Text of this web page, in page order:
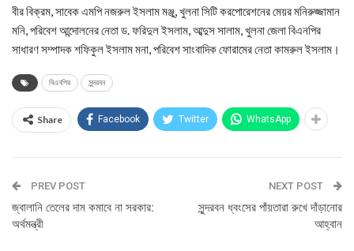
বীর বিক্রম, সাবেক এমপি নজরুল ইসলাম মঞ্জু, খুলনা সিটি করপোরেশনের মেয়র মনিরুজ্জামান
মনি, পরিবেশ আন্দোলনের নেতা ড. ফরিদুল ইসলাম, আব্দুস সালাম, খুলনা জেলা বিএনপির
সাধারণ সম্পাদক শফিকুল ইসলাম মনা, পরিবেশ সাংবাদিক ফোরামের নেতা কামরুল ইসলাম।
বিএনপির সুন্দরবন
Share Facebook Twitter WhatsApp
PREV POST
জ্বালানি তেলের দাম কমাবে না সরকার:
অর্থমন্ত্রী
NEXT POST
সুন্দরবন ধ্বংসের পাঁয়তারা রুখে দাঁড়ানোর
আহ্বান